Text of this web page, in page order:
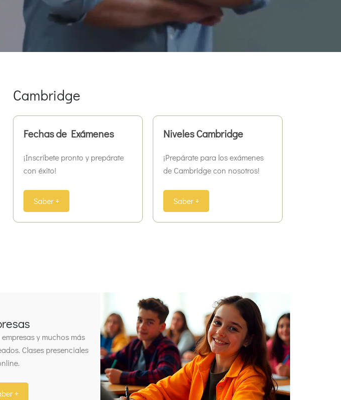
Cambridge
Fechas de Exámenes
¡Inscríbete pronto y prepárate
con éxito!
Saber +
Niveles Cambridge
¡Prepárate para los exámenes
de Cambridge con nosotros!
Saber +
y muchos más
Clases presenciales
+